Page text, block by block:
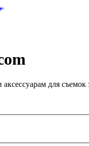
для съемок